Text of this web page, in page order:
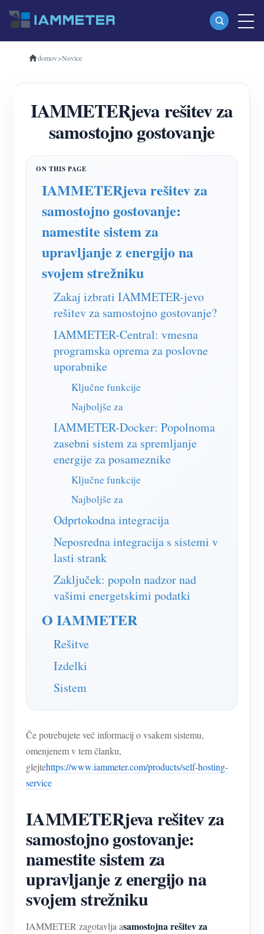
Izdelki
Trifazni merilnik energije Wi-Fi (WEM3080T)
Trifazni merilnik energije Wi-Fi (WEM3046T)
Trifazni merilnik energije Wi-Fi (WEM3050T)
IAMMETER Cloud Pro
EV Polnilec
Simulator IAMMETER
Virtualni števec
Sistem za napovedovanje in simulacijo energije
Aplikacije
Monitor energije solarnega PV sistema
Monitor porabe električne energije
Nadzorni sistem PV grelnika
Avtomatizacija doma
Tovarniški energetski nadzor
Trgovina
Viri
Hitri začetek izdelka
Dokument
Vadnica Video
pogosta vprašanja
Novice
Blogi
Skupnost
Razvijalec
Raziščite
Program nagrajevanja
Kontakt
O nas
domov>Novice
IAMMETERjeva rešitev za
samostojno gostovanje
IAMMETERjeva rešitev za
samostojno gostovanje:
namestite sistem za
upravljanje z energijo na
svojem strežniku
Zakaj izbrati IAMMETER-jevo
rešitev za samostojno gostovanje?
IAMMETER-Central: vmesna
programska oprema za poslovne
uporabnike
Ključne funkcije
Najboljše za
IAMMETER-Docker: Popolnoma
zasebni sistem za spremljanje
energije za posameznike
Ključne funkcije
Najboljše za
Odprtokodna integracija
Neposredna integracija s sistemi v
lasti strank
Zaključek: popoln nadzor nad
vašimi energetskimi podatki
O IAMMETER
Rešitve
Izdelki
Sistem
Če potrebujete več informacij o vsakem sistemu,
omenjenem v tem članku,
glejtehttps://www.iammeter.com/products/self-hosting-
service
IAMMETERjeva rešitev za
samostojno gostovanje:
namestite sistem za
upravljanje z energijo na
svojem strežniku
IAMMETER zagotavlja asamostojna rešitev za